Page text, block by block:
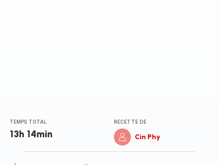
TEMPS TOTAL
13h 14min
RECETTE DE
Cin Phy